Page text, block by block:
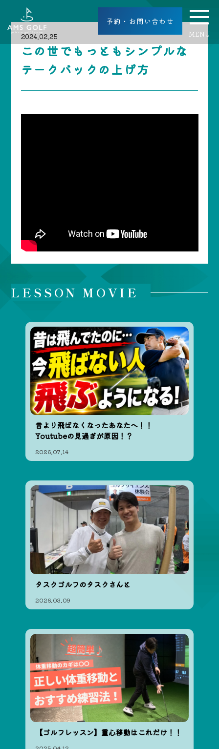
予約・お問い合わせ
MENU
2024.02.25
この世でもっともシンプルな
テークバックの上げ方
LESSON MOVIE
昔より飛ばなくなったあなたへ！！
Youtubeの見過ぎが原因！？
2026.07.14
タスクゴルフのタスクさんと
2026.03.09
【ゴルフレッスン】重心移動はこれだけ！！